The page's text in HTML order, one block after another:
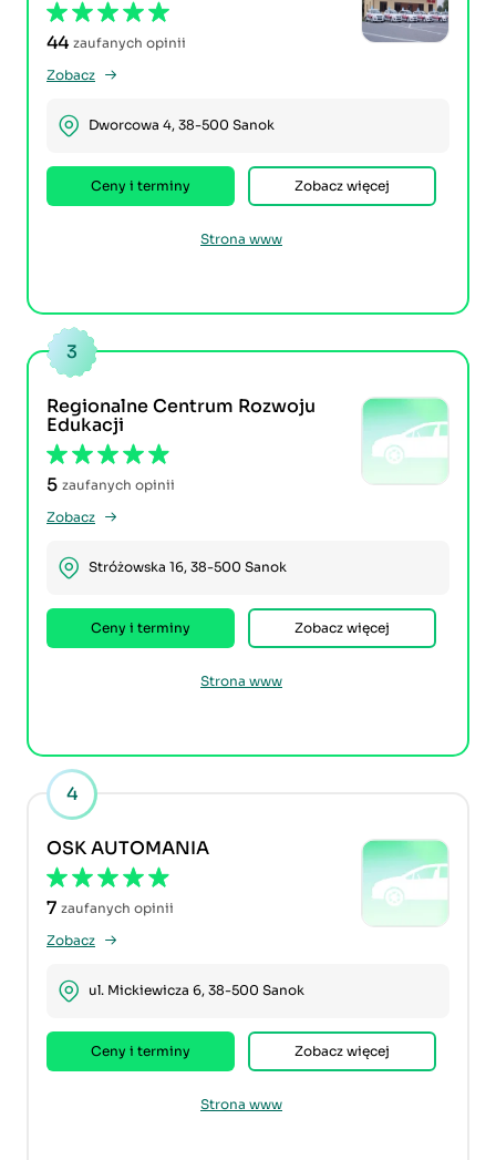
44 zaufanych opinii
Zobacz
Dworcowa 4, 38-500 Sanok
Ceny i terminy Zobacz więcej
Strona www
3
Regionalne Centrum Rozwoju
Edukacji
5 zaufanych opinii
Zobacz
Stróżowska 16, 38-500 Sanok
Ceny i terminy Zobacz więcej
Strona www
4
OSK AUTOMANIA
7 zaufanych opinii
Zobacz
ul. Mickiewicza 6, 38-500 Sanok
Ceny i terminy Zobacz więcej
Strona www